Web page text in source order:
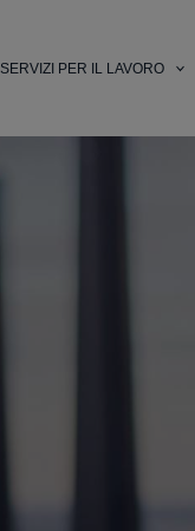
SERVIZI PER IL LAVORO